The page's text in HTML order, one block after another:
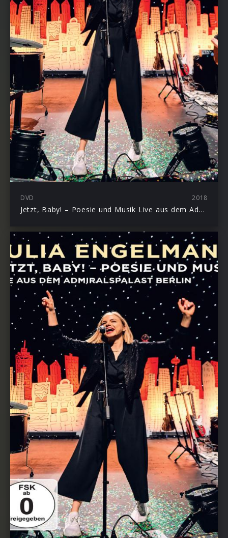
DVD 2018
Jetzt, Baby! – Poesie und Musik Live aus dem Admiralspalast Berlin